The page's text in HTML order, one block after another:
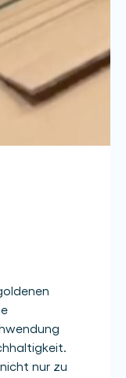
nur zu